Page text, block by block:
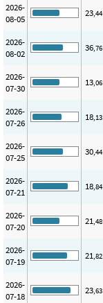
2026-
08-05
23,44
2026-
08-02
36,76
2026-
07-30
13,06
2026-
07-26
18,13
2026-
07-25
30,44
2026-
07-21
18,84
2026-
07-20
21,48
2026-
07-19
21,82
2026-
07-18
23,63